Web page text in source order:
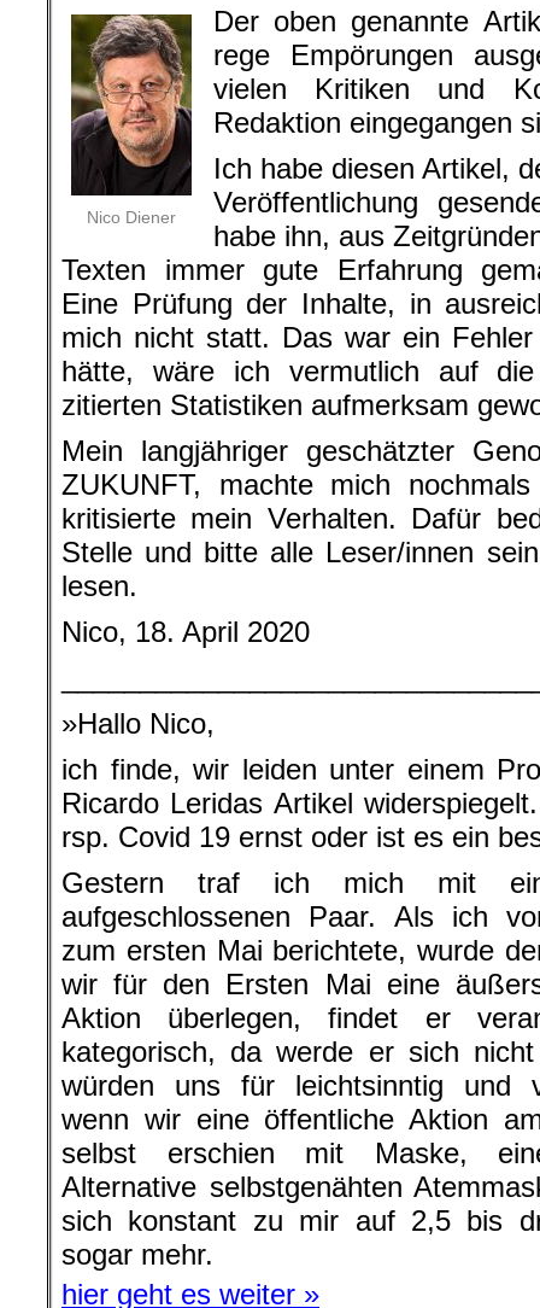
Nico Diener
Der oben genannte
rege Empörungen
vielen Kritiken und
Redaktion eingegangen
Ich habe diesen Artikel,
Veröffentlichung
habe ihn, aus
Texten immer gute Erfahrung
Eine Prüfung der Inhalte, in
mich nicht statt. Das war ein
hätte, wäre ich vermutlich auf
zitierten Statistiken aufmerksam
Mein langjähriger geschätzter
ZUKUNFT, machte mich
kritisierte mein Verhalten. Dafür
Stelle und bitte alle Leser/innen
lesen.
Nico, 18. April 2020
»Hallo Nico,
ich finde, wir leiden unter einem
Ricardo Leridas Artikel
rsp. Covid 19 ernst oder ist es ein
Gestern traf ich mich mit
aufgeschlossenen Paar. Als ich
zum ersten Mai berichtete, wurde
wir für den Ersten Mai eine
Aktion überlegen, findet er
kategorisch, da werde er sich
würden uns für leichtsinntig und
wenn wir eine öffentliche Aktion
selbst erschien mit Maske,
Alternative selbstgenähten
sich konstant zu mir auf 2,5 bis
sogar mehr.
hier geht es weiter »